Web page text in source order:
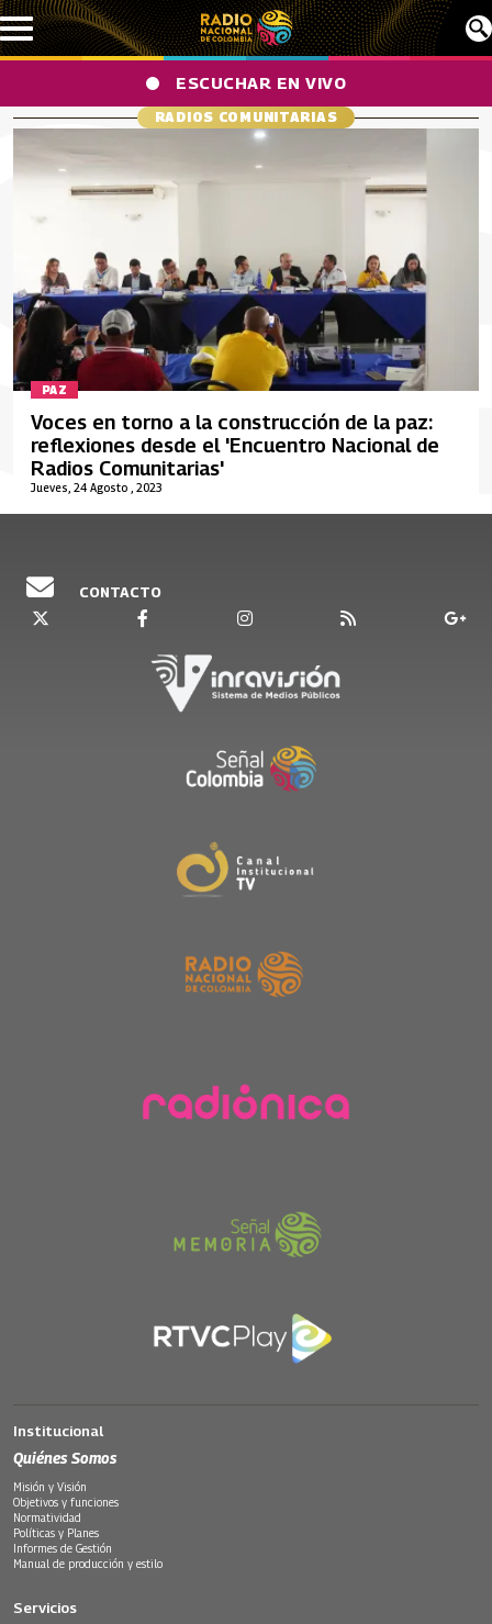
Pasar al contenido principal
ESCUCHAR EN VIVO
RADIOS COMUNITARIAS
PAZ
Jueves, 24 Agosto , 2023
Voces en torno a la construcción de la paz:
reflexiones desde el 'Encuentro Nacional de
Radios Comunitarias'
CONTACTO
Institucional
Quiénes Somos
Misión y Visión
Objetivos y funciones
Normatividad
Políticas y Planes
Informes de Gestión
Manual de producción y estilo
Servicios